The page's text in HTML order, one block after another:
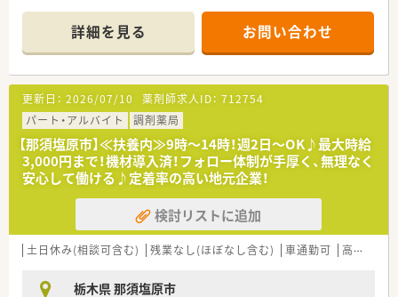
名の体制で対応し、居宅在宅にも注力しています。
■平日は18時まで、土曜日は17時30分までの開局となっており、
無理のないペースで勤務することが可能です。
【企業の特徴】
■栃木県内に4店舗展開しています。
■健康相談から在宅医療まで患者様の要望に対応できる運営体
制です。
■小規模運営ならではの風通しのよさがあり、産・育休取得者の
復帰率も高く、働きやすい環境がございます。
■福利厚生も充実！社員旅行や宿泊施設との提携、お薬代負担
等、社員に優しい環境です。
■未経験・ブランクのある方でも安心のサポート体制有り。お気
軽にご相談ください。
■薬剤師の人数が充実しているため一人当たりの業務負担が軽
詳細を見る お問い合わせ
更新日： 2026/07/10 薬剤師求人ID： 712754
パート・アルバイト
調剤薬局
【那須塩原市】≪扶養内≫9時～14時！週2日～OK♪最大時給
3,000円まで！機材導入済！フォロー体制が手厚く、無理なく
安心して働ける♪定着率の高い地元企業！
検討リストに追加
土日休み(相談可含む) 残業なし(ほぼなし含む) 車通勤可 高時給(2,500円以上)
栃木県 那須塩原市